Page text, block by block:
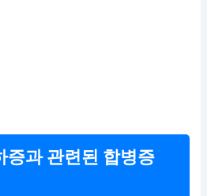
증과 관련된 합병증